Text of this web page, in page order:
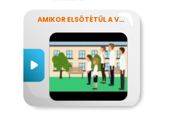
AMIKOR ELSÖTÉTÜL A VILÁG